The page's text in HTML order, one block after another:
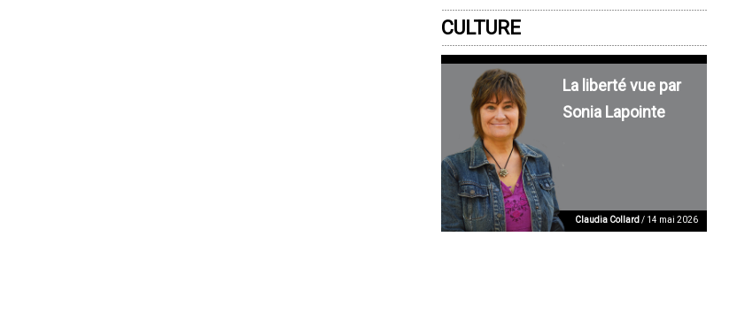
CULTURE
La liberté vue par
Sonia Lapointe
Claudia Collard/ 14 mai 2026